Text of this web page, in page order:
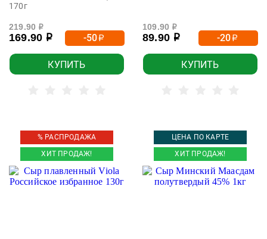
170г
219.90 р
169.90 р -50р
КУПИТЬ
109.90 р
89.90 р -20р
КУПИТЬ
% РАСПРОДАЖА
ХИТ ПРОДАЖ!
ЦЕНА ПО КАРТЕ
ХИТ ПРОДАЖ!